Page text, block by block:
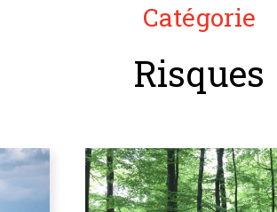
Catégorie
Risques